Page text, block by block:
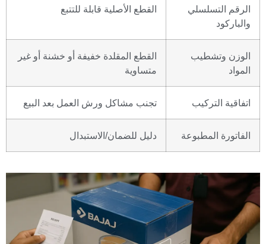
الرقم التسلسلي
والباركود
القطع الأصلية قابلة للتتبع
الوزن وتشطيب
المواد
القطع المقلدة خفيفة أو خشنة أو غير
متساوية
اتفاقية التركيب تجنب مشاكل ورش العمل بعد البيع
الفاتورة المطبوعة دليل للضمان/الاستبدال